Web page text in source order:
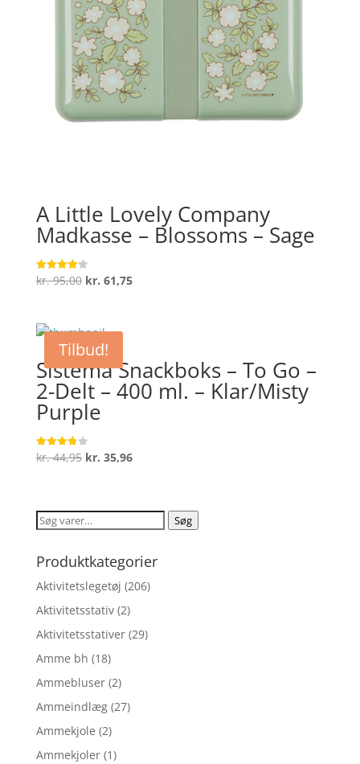
A Little Lovely Company
Madkasse – Blossoms – Sage
Vurderet
4.2
kr.95,00 Den
var:
kr. 95,00.
kr. 61,75Den
Tilbud!
Sistema Snackboks – To Go –
2-Delt – 400 ml. – Klar/Misty
Purple
Vurderet
3.8
kr.44,95 Den
var:
kr. 44,95.
kr. 35,96Den
er:
kr. 35,96.
Søg
Søg
Produktkategorier
Aktivitetslegetøj (206)
Aktivitetsstativ (2)
Aktivitetsstativer (29)
Amme bh (18)
Ammebluser (2)
Ammeindlæg (27)
Ammekjole (2)
Ammekjoler (1)